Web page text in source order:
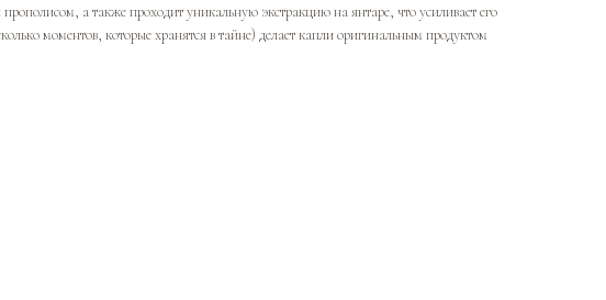
а также проходит уникальную экстракцию на янтаре, что усиливает его
моментов, которые хранятся в тайне) делает капли оригинальным продуктом